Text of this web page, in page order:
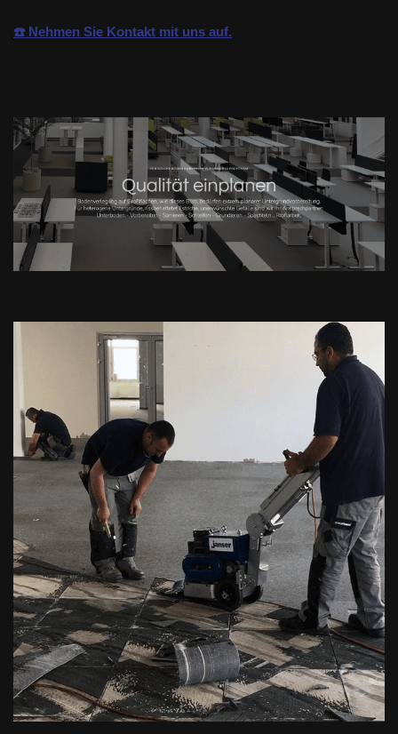
☎️ Nehmen Sie Kontakt mit uns auf.